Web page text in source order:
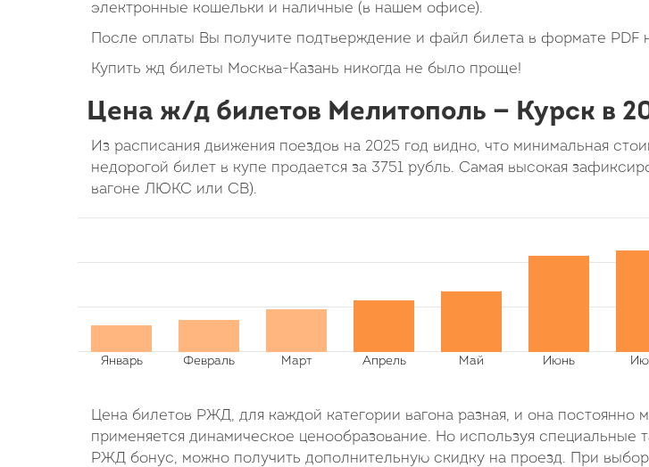
электронные кошельки и наличные (в нашем офисе).
После оплаты Вы получите подтверждение и файл билета в формате PDF
Купить жд билеты Москва-Казань никогда не было проще!
Цена ж/д билетов Мелитополь — Курск в
Из расписания движения поездов на 2025 год видно, что минимальная
недорогой билет в купе продается за 3751 рубль. Самая высокая
вагоне ЛЮКС или СВ).
Цена билетов РЖД, для каждой категории вагона разная, и она постоянно
применяется динамическое ценообразование. Но используя
РЖД бонус, можно получить дополнительную скидку на проезд. При